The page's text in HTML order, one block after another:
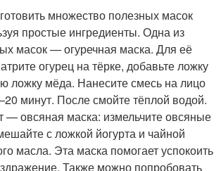
множество полезных масок
простые ингредиенты. Одна из
масок — огуречная маска. Для её
огурец на тёрке, добавьте ложку
ложку мёда. Нанесите смесь на лицо
минут. После смойте тёплой водой.
— овсяная маска: измельчите овсяные
с ложкой йогурта и чайной
масла. Эта маска помогает успокоить
Также можно попробовать